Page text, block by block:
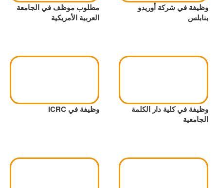
وظيفة في شركة أوريدو
بنابلس
مطلوب موظف في الجامعة
العربية الأمريكية
وظيفة في كلية دار الكلمة
الجامعية
وظيفة في ICRC